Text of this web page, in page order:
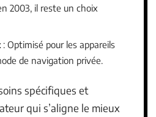
2003, il reste un choix
: Optimisé pour les appareils
de navigation privée.
spécifiques et
qui s’aligne le mieux